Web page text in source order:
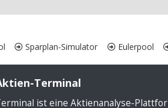
Sparplan-Simulator Eulerpool
Terminal
ist eine Aktienanalyse-